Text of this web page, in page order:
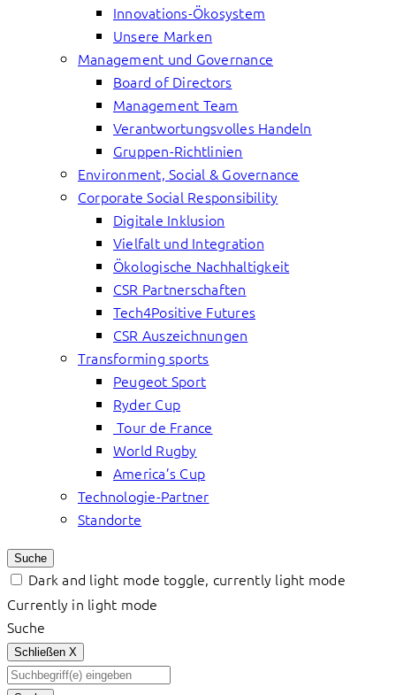
Innovations-Ökosystem
Unsere Marken
Management und Governance
Board of Directors
Management Team
Verantwortungsvolles Handeln
Gruppen-Richtlinien
Environment, Social & Governance
Corporate Social Responsibility
Digitale Inklusion
Vielfalt und Integration
Ökologische Nachhaltigkeit
CSR Partnerschaften
Tech4Positive Futures
CSR Auszeichnungen
Transforming sports
Peugeot Sport
Ryder Cup
Tour de France
World Rugby
America’s Cup
Technologie-Partner
Standorte
Suche
Dark and light mode toggle, currently light mode
Currently in light mode
Suche
Schließen X